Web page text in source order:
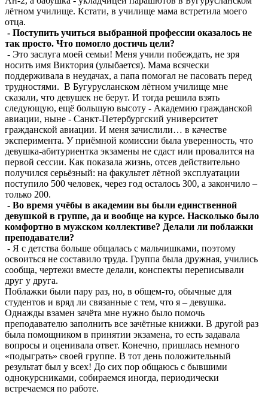
лётном училище. Кстати, в училище мама встретила моего
отца.
- Поступить учиться выбранной профессии оказалось не
так просто. Что помогло достичь цели?
- Это заслуга моей семьи! Меня учили побеждать, не зря
носить имя Виктория (улыбается). Мама всячески
поддерживала в неудачах, а папа помогал не пасовать перед
трудностями. В Бугурусланском лётном училище мне
сказали, что девушек не берут. И тогда решила взять
следующую, ещё большую высоту - Академию гражданской
авиации, ныне - Санкт-Петербургский университет
гражданской авиации. И меня зачислили… в качестве
эксперимента. У приёмной комиссии была уверенность, что
девушка-абитуриентка экзамены не сдаст или провалится на
первой сессии. Как показала жизнь, отсев действительно
получился серьёзный: на факультет лётной эксплуатации
поступило 500 человек, через год осталось 300, а закончило –
только 200.
- Во время учёбы в академии вы были единственной
девушкой в группе, да и вообще на курсе. Насколько было
комфортно в мужском коллективе? Делали ли поблажки
преподаватели?
- Я с детства больше общалась с мальчишками, поэтому
освоиться не составило труда. Группа была дружная, учились
сообща, чертежи вместе делали, конспекты переписывали
друг у друга.
Поблажки были пару раз, но, в общем-то, обычные для
студентов и вряд ли связанные с тем, что я – девушка.
Однажды взамен зачёта мне нужно было помочь
преподавателю заполнить все зачётные книжки. В другой раз
была помощником в принятии экзамена, то есть задавала
вопросы и оценивала ответ. Конечно, пришлась немного
«подыграть» своей группе. В тот день положительный
результат был у всех! До сих пор общаюсь с бывшими
однокурсниками, собираемся иногда, периодически
встречаемся по работе.